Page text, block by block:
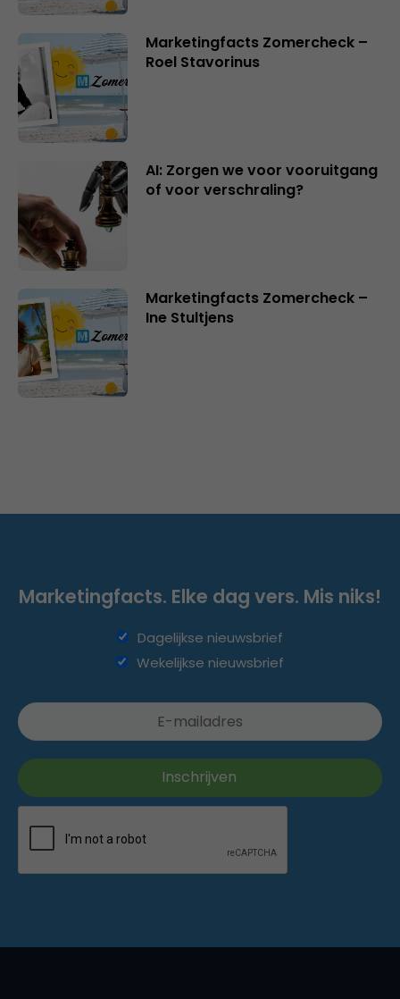
Marketingfacts Zomercheck –
Roel Stavorinus
AI: Zorgen we voor vooruitgang
of voor verschraling?
Marketingfacts Zomercheck –
Ine Stultjens
Marketingfacts. Elke dag vers. Mis niks!
Dagelijkse nieuwsbrief
Wekelijkse nieuwsbrief